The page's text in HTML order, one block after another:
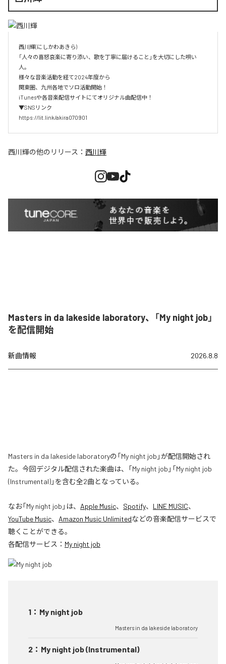
西川輝(にしかわあきら)
「人々の喜怒哀楽に寄り添い、歌を丁寧に届けること」を大切にした唄い
人。
様々な音楽活動を経て2024年度から
関東圏、九州各地でソロ活動開始！
iTunesや各音楽配信サイトにてオリジナル曲配信中！
▼SNSリンク
https://lit.link/akira070901
西川輝の他のリリース： 西川輝
Masters in da lakeside laboratory、「My night job」
を配信開始
新曲情報 2026.8.8
Masters in da lakeside laboratoryの「My night job」が配信開始され
た。今回デジタル配信された楽曲は、「My night job」「My night job
(Instrumental)」を含む全2曲となっている。
なお「My night job 」は、 Apple Music、 Spotify、 LINE MUSIC、
YouTube Music、 Amazon Music Unlimitedなどの音楽配信サービスで
聴くことができる。
各配信サービス： My night job
1 ： My night job
Masters in da lakeside laboratory
2 ： My night job (Instrumental)